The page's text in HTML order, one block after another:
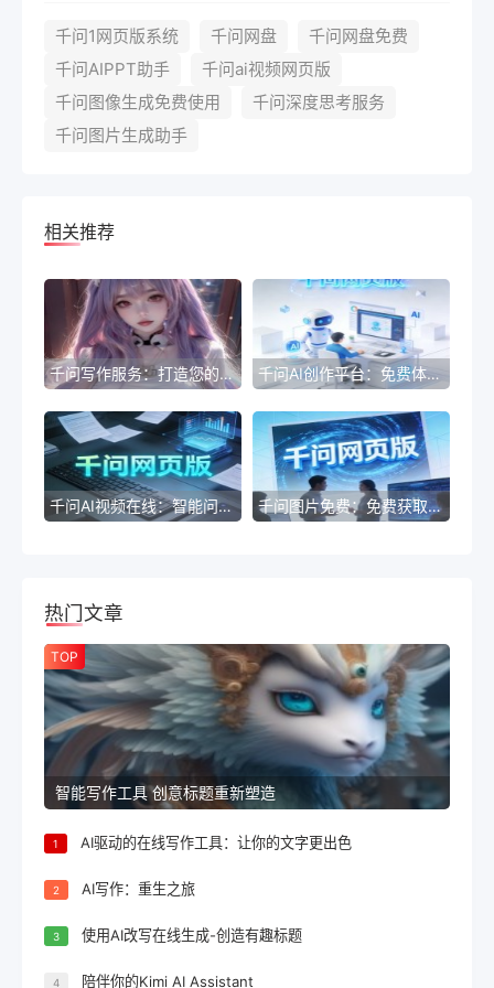
千问1网页版系统 千问网盘
千问网盘免费
千问AIPPT助手
千问ai视频网页版
千问图像生成免费使用
千问深度思考服务
千问图片生成助手
相关推荐
千问写作服务：打造您的个性化文章 千问AI创作平台：免费体验入口
千问AI视频在线：智能问答新体验 千问图片免费：免费获取创意标题指南
热门文章
TOP
智能写作工具 创意标题重新塑造
1 AI驱动的在线写作工具：让你的文字更出色
2 AI写作：重生之旅
3 使用AI改写在线生成-创造有趣标题
4 陪伴你的Kimi AI Assistant